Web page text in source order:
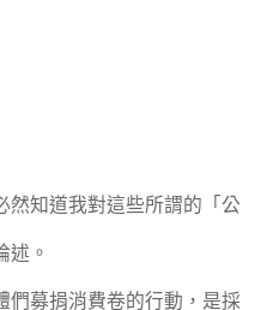
然知道我對這些所謂的「公
述。
們募捐消費卷的行動，是採